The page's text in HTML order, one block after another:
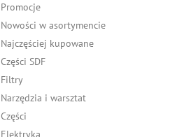
Promocje
Nowości w asortymencie
Najczęściej kupowane
Części SDF
Filtry
Narzędzia i warsztat
Części
Elektryka